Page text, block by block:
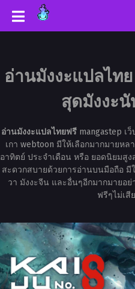
อ่านมังงะแปลไท
สุดมังงะนั
อ่านมังงะแปลไทยฟรีmangastep เ
เกา webtoon มีให้เลือกมากมายห
อาทิตย์ ประจำเดือน หรือ ยอดนิยมสู
สะดวกสบายด้วยการอ่านบนมือถือ มี
วา มังงะจีน และอื่นๆอีกมากมายอ
ฟรีๆไม่เสี